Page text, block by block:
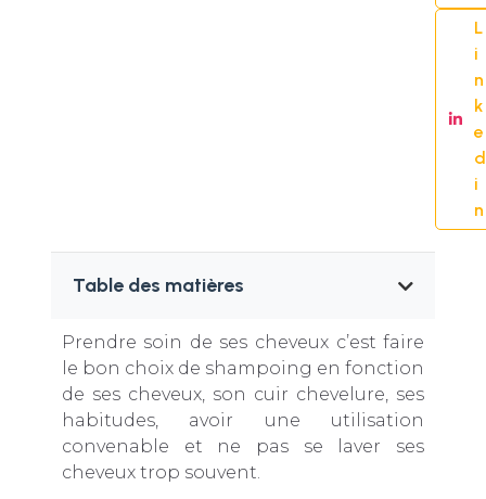
L
i
n
k
e
d
i
n
Table des matières
Prendre soin de ses cheveux c’est faire
le bon choix de shampoing en fonction
de ses cheveux, son cuir chevelure, ses
habitudes, avoir une utilisation
convenable et ne pas se laver ses
cheveux trop souvent.